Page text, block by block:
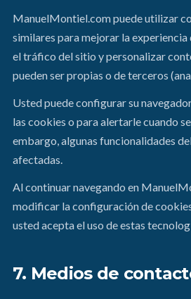
ManuelMontiel.com puede utilizar
similares para mejorar la experiencia
el tráfico del sitio y personalizar
pueden ser propias o de terceros
Usted puede configurar su
las cookies o para alertarle cuando
embargo, algunas funcionalidades
afectadas.
Al continuar navegando en
modificar la configuración de
usted acepta el uso de estas
7. Medios de